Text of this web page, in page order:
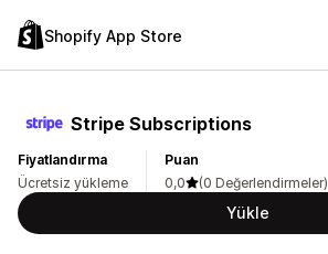
Shopify App Store
Stripe Subscriptions
Fiyatlandırma
Ücretsiz yükleme
Puan
0,0
(0 Değerlendirmeler)
Yükle